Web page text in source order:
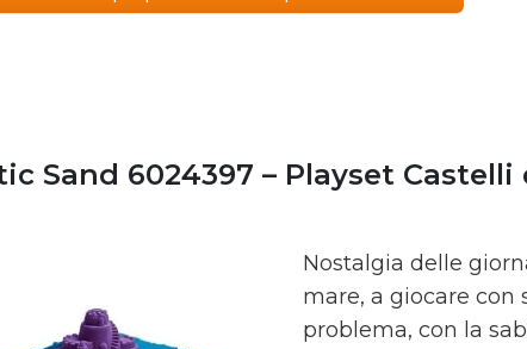
Sand 6024397 – Playset Castelli
Nostalgia delle
mare, a giocare con
problema, con la